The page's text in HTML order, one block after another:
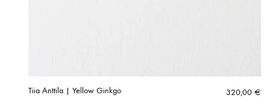
Tiia Anttila | Yellow Ginkgo 320,00 €